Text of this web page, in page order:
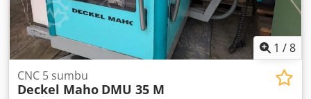
baik secara visual, teknis, maupun tingkat keausan, sesuai
dengan usianya; mesin bekas dijual tanpa jaminan apa
pun.
1 /8
CNC 5 sumbu
Deckel Maho DMU 35 M